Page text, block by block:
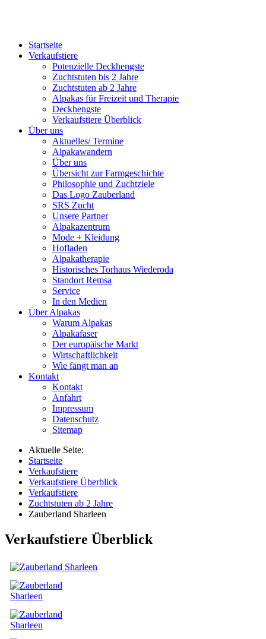
Startseite
Verkaufstiere
Po­ten­zi­elle Deckhengste
Zuchtstuten bis 2 Jahre
Zuchtstuten ab 2 Jahre
Alpakas für Freizeit und Therapie
Deckhengste
Verkaufstiere Überblick
Über uns
Aktuelles/ Termine
Alpakawandern
Über uns
Übersicht zur Farmgeschichte
Philosophie und Zuchtziele
Das Logo Zauberland
SRS Zucht
Unsere Partner
Alpakazentrum
Mode + Kleidung
Hofladen
Alpakatherapie
Historisches Torhaus Wiederoda
Standort Remsa
Service
In den Medien
Über Alpakas
Warum Alpakas
Alpakafaser
Der europäische Markt
Wirtschaftlichkeit
Wie fängt man an
Kontakt
Kontakt
Anfahrt
Impressum
Datenschutz
Sitemap
Aktuelle Seite:
Startseite
Verkaufstiere
Verkaufstiere Überblick
Verkaufstiere
Zuchtstuten ab 2 Jahre
Zauberland Sharleen
Verkaufstiere Überblick